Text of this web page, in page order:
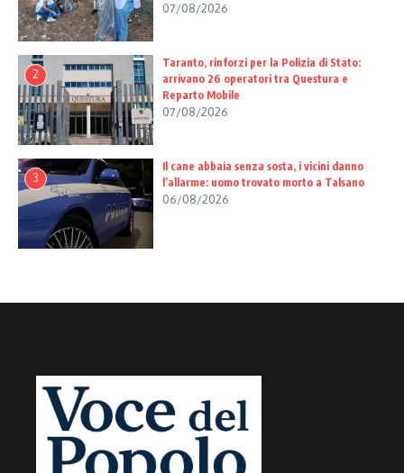
07/08/2026
2
Taranto, rinforzi per la Polizia di Stato:
arrivano 26 operatori tra Questura e
Reparto Mobile
07/08/2026
3
Il cane abbaia senza sosta, i vicini danno
l’allarme: uomo trovato morto a Talsano
06/08/2026